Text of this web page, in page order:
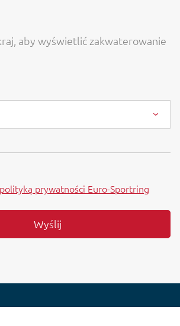
aby wyświetlić zakwaterowanie
polityką prywatności Euro-Sportring
Wyślij